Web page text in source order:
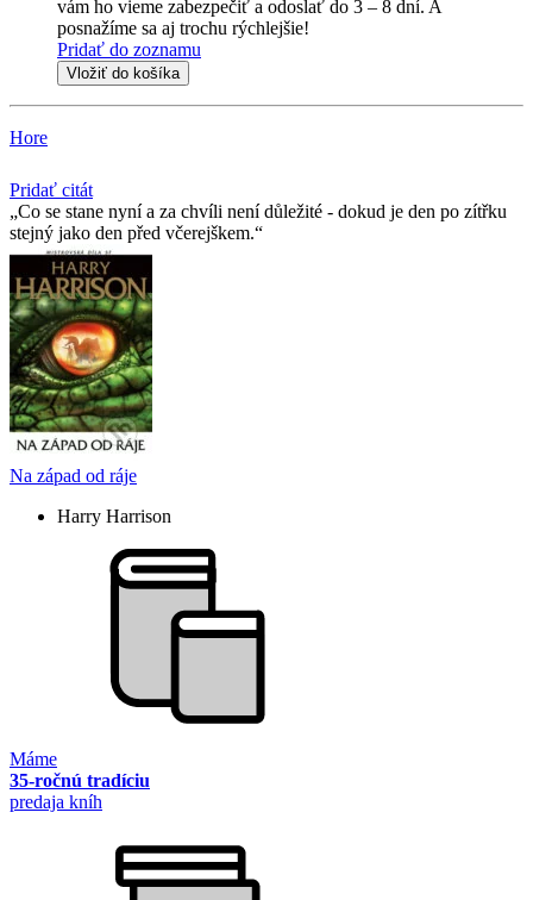
vám ho vieme zabezpečiť a odoslať do 3 – 8 dní. A
posnažíme sa aj trochu rýchlejšie!
Pridať do zoznamu
Vložiť do košíka
Hore
Pridať citát
Co se stane nyní a za chvíli není důležité - dokud je den po zítřku
stejný jako den před včerejškem.
Na západ od ráje
Harry Harrison
Máme
35-ročnú tradíciu
predaja kníh